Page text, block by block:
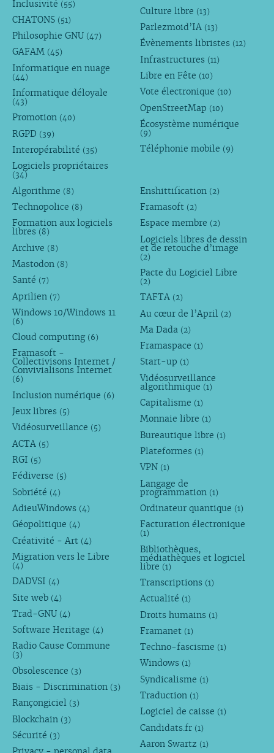
Inclusivité (55)
CHATONS (51)
Philosophie GNU (47)
GAFAM (45)
Informatique en nuage
(44)
Informatique déloyale
(43)
Promotion (40)
RGPD (39)
Interopérabilité (35)
Logiciels propriétaires
(34)
Culture libre (13)
Parlezmoid’IA (13)
Évènements libristes (12)
Infrastructures (11)
Libre en Fête (10)
Vote électronique (10)
OpenStreetMap (10)
Écosystème numérique
(9)
Téléphonie mobile (9)
Algorithme (8)
Technopolice (8)
Formation aux logiciels
libres (8)
Archive (8)
Mastodon (8)
Santé (7)
Aprilien (7)
Windows 10/Windows 11
(6)
Cloud computing (6)
Framasoft -
Collectivisons Internet /
Convivialisons Internet
(6)
Inclusion numérique (6)
Jeux libres (5)
Vidéosurveillance (5)
ACTA (5)
RGI (5)
Fédiverse (5)
Sobriété (4)
AdieuWindows (4)
Géopolitique (4)
Créativité - Art (4)
Migration vers le Libre
(4)
DADVSI (4)
Site web (4)
Trad-GNU (4)
Software Heritage (4)
Radio Cause Commune
(3)
Obsolescence (3)
Biais - Discrimination (3)
Rançongiciel (3)
Blockchain (3)
Sécurité (3)
Enshittification (2)
Framasoft (2)
Espace membre (2)
Logiciels libres de dessin
et de retouche d’image
(2)
Pacte du Logiciel Libre
(2)
TAFTA (2)
Au cœur de l’April (2)
Ma Dada (2)
Framaspace (1)
Start-up (1)
Vidéosurveillance
algorithmique (1)
Capitalisme (1)
Monnaie libre (1)
Bureautique libre (1)
Plateformes (1)
VPN (1)
Langage de
programmation (1)
Ordinateur quantique (1)
Facturation électronique
(1)
Bibliothèques,
médiathèques et logiciel
libre (1)
Transcriptions (1)
Actualité (1)
Droits humains (1)
Framanet (1)
Techno-fascisme (1)
Windows (1)
Syndicalisme (1)
Traduction (1)
Logiciel de caisse (1)
Candidats.fr (1)
Aaron Swartz (1)